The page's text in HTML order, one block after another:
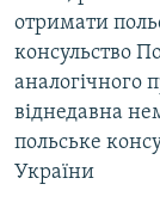
отримати
консульство
аналогічного
віднедавна
польське
України